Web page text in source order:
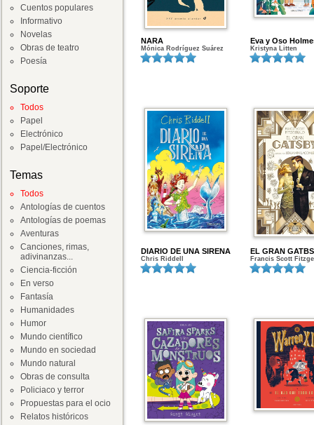
Cuentos populares
Informativo
Novelas
Obras de teatro
Poesía
Soporte
Todos
Papel
Electrónico
Papel/Electrónico
Temas
Todos
Antologías de cuentos
Antologías de poemas
Aventuras
Canciones, rimas,
adivinanzas...
Ciencia-ficción
En verso
Fantasía
Humanidades
Humor
Mundo científico
Mundo en sociedad
Mundo natural
Obras de consulta
Policiaco y terror
Propuestas para el ocio
Relatos históricos
NARA
Mónica Rodríguez Suárez
Eva y Oso
Kristyna Litten
DIARIO DE UNA SIRENA
Chris Riddell
EL GRAN
Francis Scott